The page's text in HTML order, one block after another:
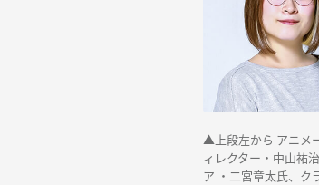
▲上段左から アニメ
ィレクター・中山祐
ア ・二宮章太氏、ク